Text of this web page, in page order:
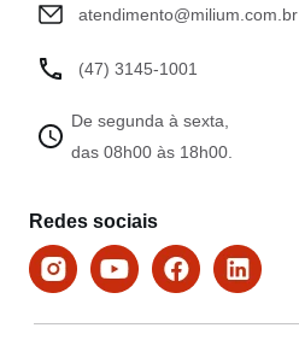
atendimento@milium.com.br
(47) 3145-1001
De segunda à sexta,
das 08h00 às 18h00.
Redes sociais